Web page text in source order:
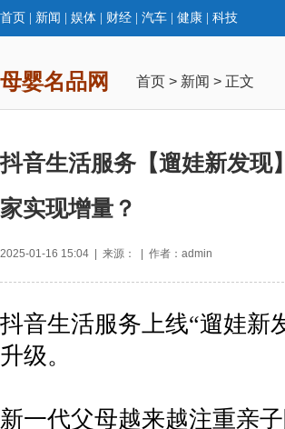
首页 新闻 娱体 财经 汽车 健康 科技
母婴名品网 首页 > 新闻 > 正文
抖音生活服务【遛娃新发现
家实现增量？
2025-01-16 15:04 | 来源： | 作者：admin
抖音生活服务上线“遛娃新
升级。
新一代父母越来越注重亲